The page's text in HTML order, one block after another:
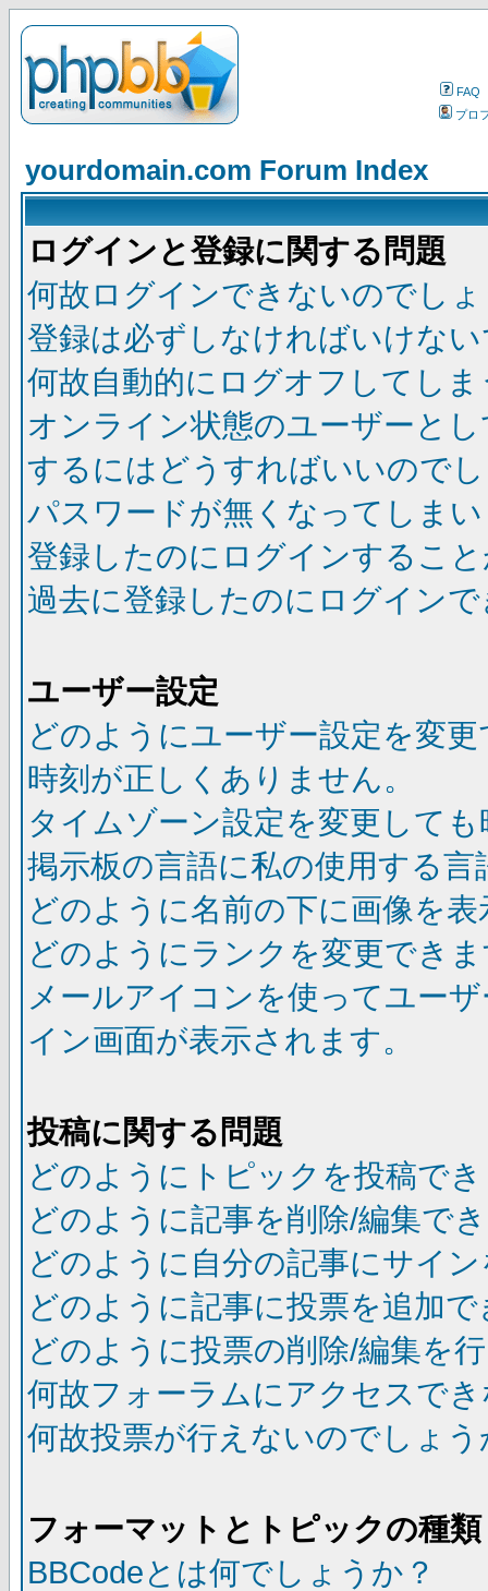
FAQ
プロ
yourdomain.com Forum Index
ログインと登録に関する問題
何故ログインできないのでし
登録は必ずしなければいけな
何故自動的にログオフしてし
オンライン状態のユーザーと
するにはどうすればいいので
パスワードが無くなってしま
登録したのにログインするこ
過去に登録したのにログイン
ユーザー設定
どのようにユーザー設定を変
時刻が正しくありません。
タイムゾーン設定を変更して
掲示板の言語に私の使用する
どのように名前の下に画像を
どのようにランクを変更でき
メールアイコンを使ってユー
イン画面が表示されます。
投稿に関する問題
どのようにトピックを投稿で
どのように記事を削除/編集で
どのように自分の記事にサイ
どのように記事に投票を追加
どのように投票の削除/編集を
何故フォーラムにアクセスで
何故投票が行えないのでしょう
フォーマットとトピックの種類
BBCodeとは何でしょうか？